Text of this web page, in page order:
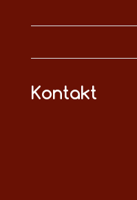
Kontakt